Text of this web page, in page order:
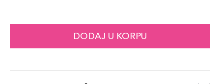
DODAJ U KORPU